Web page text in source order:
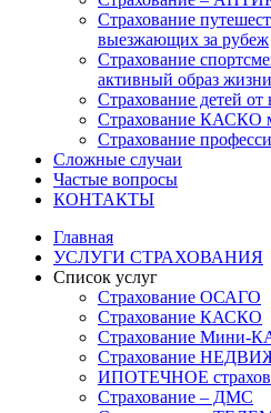
Страхование
выезжающих за рубеж
Страхование
активный образ жизни
Страхование детей от
Страхование КАСКО
Страхование
Сложные случаи
Частые вопросы
КОНТАКТЫ
Главная
УСЛУГИ СТРАХОВАНИЯ
Список услуг
Страхование ОСАГО
Страхование КАСКО
Страхование Мини-
Страхование
ИПОТЕЧНОЕ
Страхование – ДМС